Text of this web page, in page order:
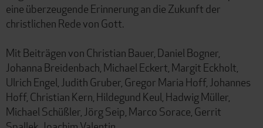
eine überzeugende Erinnerung an die Zukunft der
christlichen Rede von Gott.
Mit Beiträgen von Christian Bauer, Daniel Bogner,
Johanna Breidenbach, Michael Eckert, Margit Eckholt,
Ulrich Engel, Judith Gruber, Gregor Maria Hoff, Johannes
Hoff, Christian Kern, Hildegund Keul, Hadwig Müller,
Michael Schüßler, Jörg Seip, Marco Sorace, Gerrit